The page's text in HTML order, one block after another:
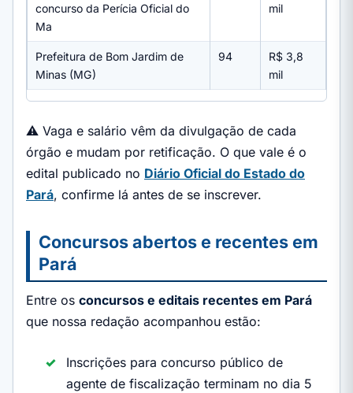
concurso da Perícia Oficial do
Ma
mil
Prefeitura de Bom Jardim de
Minas (MG)
94
R$ 3,8
mil
⚠️ Vaga e salário vêm da divulgação de cada
órgão e mudam por retificação. O que vale é o
edital publicado no Diário Oficial do Estado do
Pará, confirme lá antes de se inscrever.
Concursos abertos e recentes em
Pará
Entre os concursos e editais recentes em Pará
que nossa redação acompanhou estão:
Inscrições para concurso público de
agente de fiscalização terminam no dia 5